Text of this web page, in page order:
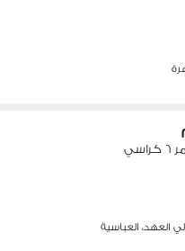
العهد، العباسية